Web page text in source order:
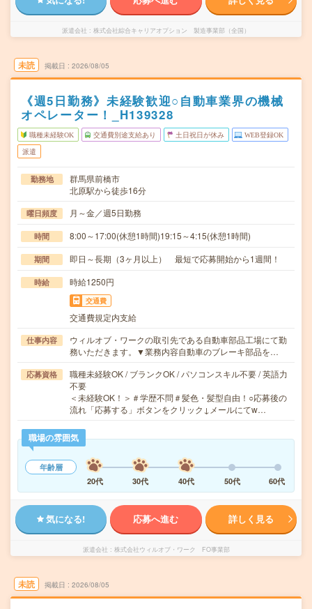
派遣会社 株式会社綜合キャリアオプション 製造事業部（全国）
未読 掲載日 2026/08/05
《週5日勤務》未経験歓迎○自動車業界の機械
オペレーター！_H139328
職種未経験OK 交通費別途支給あり 土日祝日が休み WEB登録OK
派遣
勤務地
群馬県前橋市
北原駅から徒歩16分
曜日頻度 月～金／週5日勤務
時間 8:00～17:00(休憩1時間)19:15～4:15(休憩1時間)
期間 即日～長期（3ヶ月以上） 最短で応募開始から1週間！
時給 時給1250円
交通費
交通費規定内支給
仕事内容
ウィルオブ・ワークの取引先である自動車部品工場にて勤
務いただきます。▼業務内容自動車のブレーキ部品を…
応募資格
職種未経験OK / ブランクOK / パソコンスキル不要 / 英語力
不要
＜未経験OK！＞＃学歴不問＃髪色・髪型自由！○応募後の
流れ「応募する」ボタンをクリック↓メールにてw…
職場の雰囲気
年齢層
20代
30代 40代 50代 60代
気になる! 応募へ進む 詳しく見る
派遣会社 株式会社ウィルオブ・ワーク FO事業部
未読 掲載日 2026/08/05